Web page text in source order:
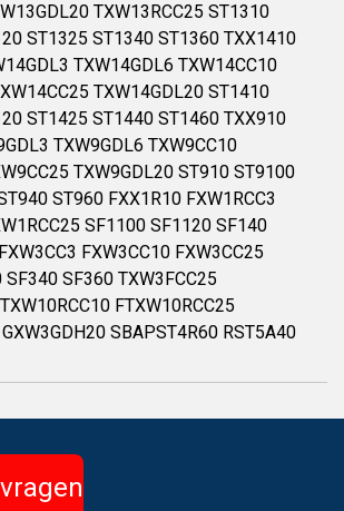
TXW13RCC25 ST1310
ST1325 ST1340 ST1360 TXX1410
TXW14GDL6 TXW14CC10
TXW14GDL20 ST1410
ST1425 ST1440 ST1460 TXX910
TXW9GDL6 TXW9CC10
TXW9GDL20 ST910 ST9100
ST960 FXX1R10 FXW1RCC3
SF1100 SF1120 SF140
FXW3CC10 FXW3CC25
SF360 TXW3FCC25
FTXW10RCC25
SBAPST4R60 RST5A40